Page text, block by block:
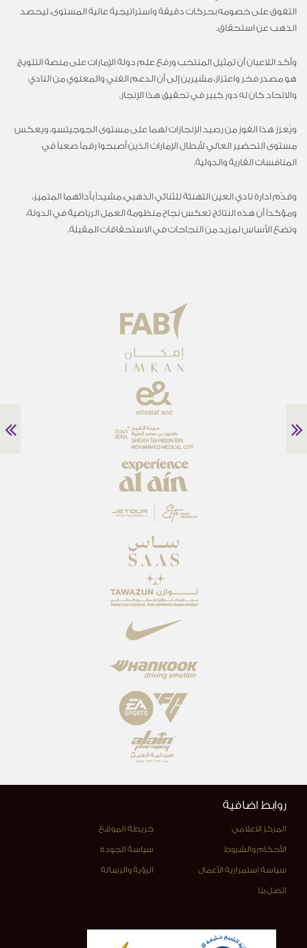
التفوق على خصومه بحركات دقيقة واستراتيجية عالية المستوى، ليحصد
الذهب عن استحقاق.
وأكد اللاعبان أن تمثيل المنتخب ورفع علم دولة الإمارات على منصة التتويج
هو مصدر فخر واعتزاز، مشيرين إلى أن الدعم الفني والمعنوي من النادي
والاتحاد كان له دور كبير في تحقيق هذا الإنجاز.
ويُعزز هذا الفوز من رصيد الإنجازات لهما على مستوى الجوجيتسو، ويعكس
مستوى التحضير العالي لأبطال الإمارات الذين أصبحوا رقماً صعباً في
المنافسات القارية والدولية.
وقدّم ادارة نادي العين التهنئة للثنائي الذهبي، مشيداً بأدائهما المتميز،
ومؤكداً أن هذه النتائج تعكس نجاح منظومة العمل الرياضية في الدولة،
وتضع الأساس لمزيد من النجاحات في الاستحقاقات المقبلة.
روابط اضافية
المركز الاعلامي خريطة الموقع
الأحكام والشروط سياسة الجودة
سياسة استمرارية الأعمال الرؤية والرسالة
اتصل بنا